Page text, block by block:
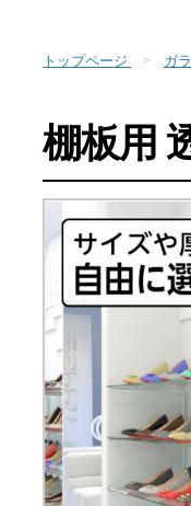
トップページ ガ
棚板用